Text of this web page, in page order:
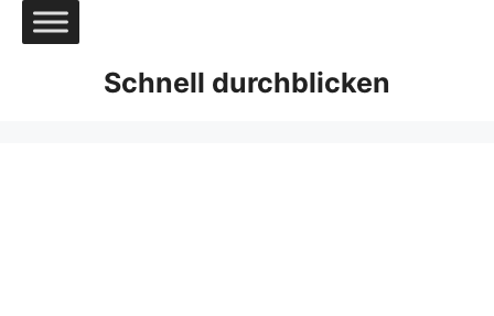
Zum
Inhalt
Schnell durchblicken